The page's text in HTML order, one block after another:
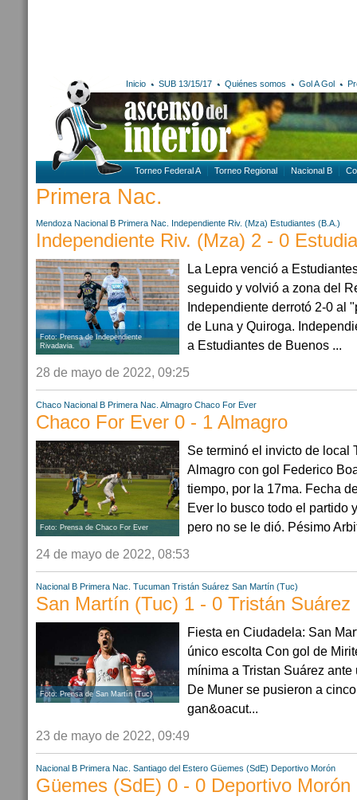
Inicio SUB 13/15/17 Quiénes somos Gol A Gol
Torneo Federal A Torneo Regional Nacional B
Primera Nac.
Mendoza Nacional B Primera Nac. Independiente Riv. (Mza) Estudiantes (B.A.)
Independiente Riv. (Mza) 2 - 0
Foto: Prensa de Independiente
Rivadavia.
La Lepra venció a
seguido y volvió a zona del
Independiente derrotó 2-0 al
de Luna y Quiroga.
a Estudiantes de Buenos ...
28 de mayo de 2022, 09:25
Chaco Nacional B Primera Nac. Almagro Chaco For Ever
Chaco For Ever 0 - 1 Almagro
Foto: Prensa de Chaco For Ever
Se terminó el invicto de local
Almagro con gol Federico
tiempo, por la 17ma. Fecha
Ever lo busco todo el partido
pero no se le dió. Pésimo
24 de mayo de 2022, 08:53
Nacional B Primera Nac. Tucuman Tristán Suárez San Martín (Tuc)
San Martín (Tuc) 1 - 0 Tristán Suárez
Foto: Prensa de San Martín (Tuc)
Fiesta en Ciudadela: San
único escolta Con gol de
mínima a Tristan Suárez
De Muner se pusieron a
gan&oacut...
23 de mayo de 2022, 09:49
Nacional B Primera Nac. Santiago del Estero Güemes (SdE) Deportivo Morón
Güemes (SdE) 0 - 0 Deportivo Morón